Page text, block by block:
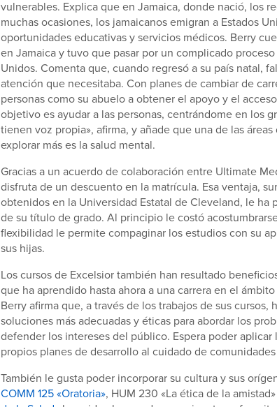
vulnerables. Explica que en Jamaica, donde nació, los
muchas ocasiones, los jamaicanos emigran a Estados
oportunidades educativas y servicios médicos. Berry
en Jamaica y tuvo que pasar por un complicado
Unidos. Comenta que, cuando regresó a su país natal,
atención que necesitaba. Con planes de cambiar de
personas como su abuelo a obtener el apoyo y el
objetivo es ayudar a las personas, centrándome en los
tienen voz propia», afirma, y añade que una de las
explorar más es la salud mental.
Gracias a un acuerdo de colaboración entre Ultimate
disfruta de un descuento en la matrícula. Esa ventaja,
obtenidos en la Universidad Estatal de Cleveland, le
de su título de grado. Al principio le costó
flexibilidad le permite compaginar los estudios con su
sus hijas.
Los cursos de Excelsior también han resultado
que ha aprendido hasta ahora a una carrera en el
Berry afirma que, a través de los trabajos de sus
soluciones más adecuadas y éticas para abordar los
defender los intereses del público. Espera poder
propios planes de desarrollo al cuidado de
También le gusta poder incorporar su cultura y sus
COMM 125 «Oratoria», HUM 230 «La ética de la